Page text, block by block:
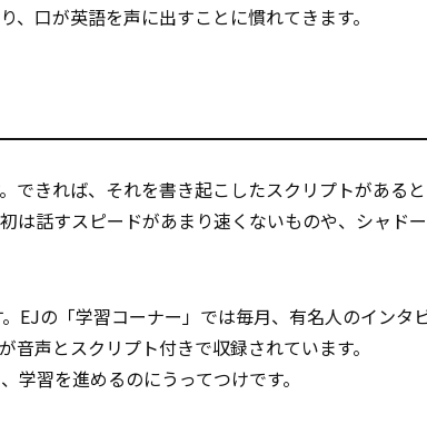
口が英語を声に出すことに慣れてきます。
できれば、それを書き起こしたスクリプトがある
は話すスピードがあまり速くないものや、シャド
EJの「学習コーナー」では毎月、有名人のインタ
声とスクリプト付きで収録されています。
習を進めるのにうってつけです。